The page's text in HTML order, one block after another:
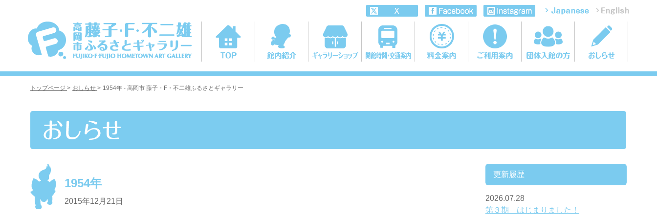
トップページ > おしらせ > 1954年 - 高岡市 藤子・F・不二雄ふるさとギャラリー
1954年
2015年12月21日
更新履歴
2026.07.28
第３期 はじまりました！